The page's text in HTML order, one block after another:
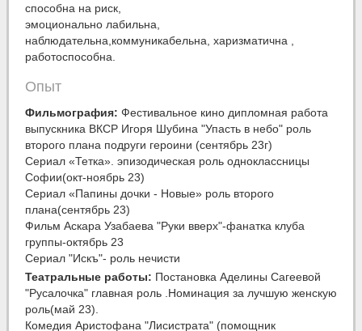
способна на риск,
эмоционально лабильна,
наблюдательна,коммуникабельна, харизматична ,
работоспособна.
Опыт
Фильмография: Фестивальное кино дипломная работа
выпускника ВКСР Игоря Шубина "Упасть в небо" роль
второго плана подруги героини (сентябрь 23г)
Сериал «Тетка». эпизодическая роль одноклассницы
Софии(окт-ноябрь 23)
Сериал «Папины дочки - Новые» роль второго
плана(сентябрь 23)
Фильм Аскара Узабаева "Руки вверх"-фанатка клуба
группы-октябрь 23
Сериал "Искъ"- роль нечисти
Театральные работы: Постановка Аделины Сагеевой
"Русалочка" главная роль .Номинация за лучшую женскую
роль(май 23).
Комедия Аристофана "Лисистрата" (помощник